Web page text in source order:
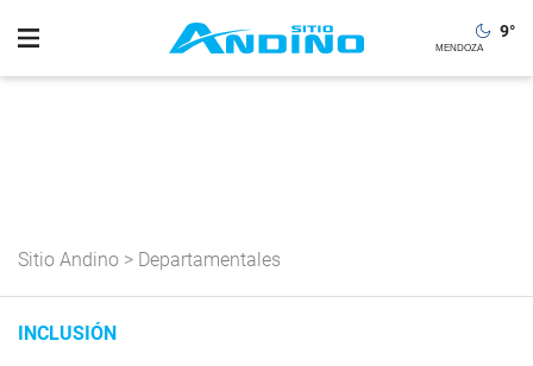
9°
Sitio Andino > Departamentales
INCLUSIÓN